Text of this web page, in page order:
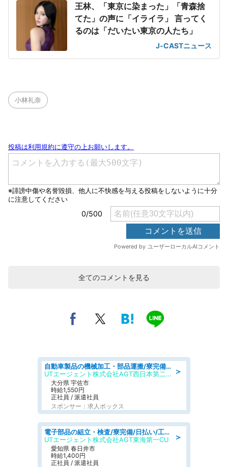
王林、「東京に染まった」「青森捨
てた」の声に「イライラ」 言ってく
るのは「だいたい東京の人たち」
J-CASTニュース
小林礼奈
全てのコメントを見る
＞
自動車製品の機械加工・部品運搬/寮完備/日払い/工場・製造
UTエージェント株式会社AGT西日本第二CU
大分県 宇佐市
時給1,550円
正社員 / 派遣社員
スポンサー：求人ボックス
＞
電子部品の組立・検査/寮完備/日払い/工場・製造
UTエージェント株式会社AGT東海第一CU
愛知県 春日井市
時給1,400円
正社員 / 派遣社員